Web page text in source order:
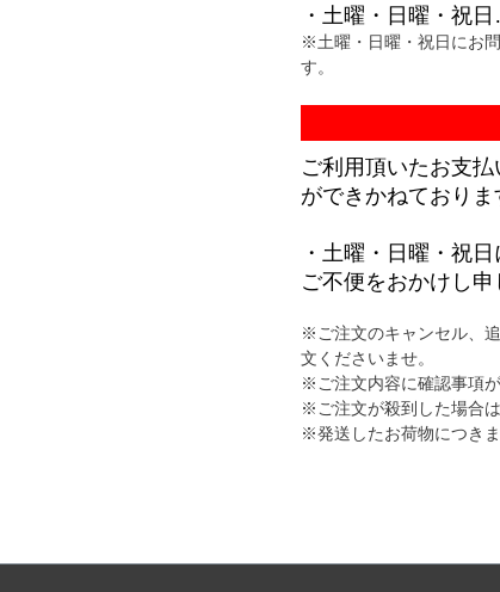
・土曜・日曜・祝
※土曜・日曜・祝日にお
す。
ご利用頂いたお支
ができかねておりま
・土曜・日曜・祝
ご不便をおかけし
※ご注文のキャンセル、
文くださいませ。
※ご注文内容に確認事項
※ご注文が殺到した場合
※発送したお荷物につき